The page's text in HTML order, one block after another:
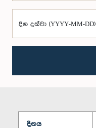
දින දක්වා (YYYY-MM-DD)
දිනය